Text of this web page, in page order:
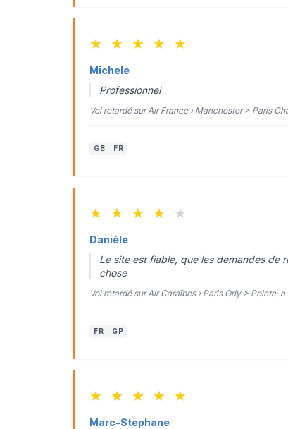
★ ★ ★ ★ ★
Michele
Professionnel
Vol retardé sur Air France › Manchester > Paris
GB FR
★ ★ ★ ★ ★
Danièle
Le site est fiable, que les demandes de
chose
Vol retardé sur Air Caraïbes › Paris Orly > Pointe-
FR GP
★ ★ ★ ★ ★
Marc-Stephane